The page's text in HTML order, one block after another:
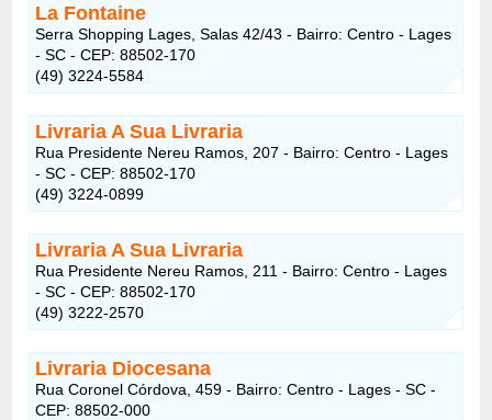
La Fontaine
Serra Shopping Lages, Salas 42/43 - Bairro: Centro - Lages
- SC - CEP: 88502-170
(49) 3224-5584
Livraria A Sua Livraria
Rua Presidente Nereu Ramos, 207 - Bairro: Centro - Lages
- SC - CEP: 88502-170
(49) 3224-0899
Livraria A Sua Livraria
Rua Presidente Nereu Ramos, 211 - Bairro: Centro - Lages
- SC - CEP: 88502-170
(49) 3222-2570
Livraria Diocesana
Rua Coronel Córdova, 459 - Bairro: Centro - Lages - SC -
CEP: 88502-000